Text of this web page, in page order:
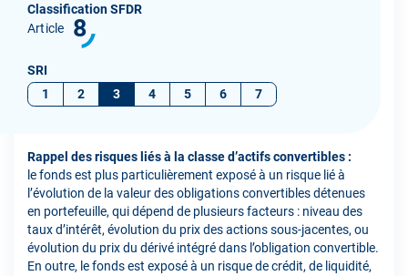
Classification SFDR
Article
8
SRI
1
2 3 4 5 6 7
Rappel des risques liés à la classe d’actifs convertibles :
le fonds est plus particulièrement exposé à un risque lié à
l’évolution de la valeur des obligations convertibles détenues
en portefeuille, qui dépend de plusieurs facteurs : niveau des
taux d’intérêt, évolution du prix des actions sous-jacentes, ou
évolution du prix du dérivé intégré dans l’obligation convertible.
En outre, le fonds est exposé à un risque de crédit, de liquidité,